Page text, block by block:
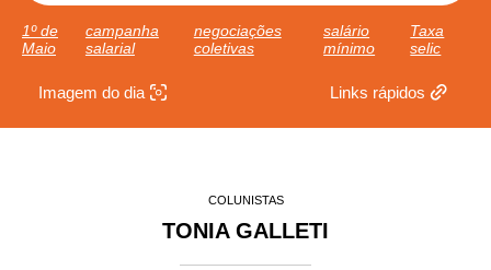
1º de
Maio
campanha
salarial
negociações
coletivas
salário
mínimo
Taxa
selic
Imagem do dia Links rápidos
COLUNISTAS
TONIA GALLETI